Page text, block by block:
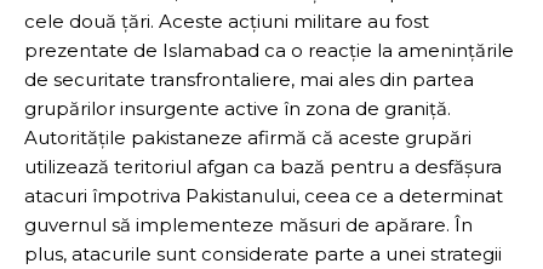
cele două țări. Aceste acțiuni militare au fost
prezentate de Islamabad ca o reacție la amenințările
de securitate transfrontaliere, mai ales din partea
grupărilor insurgente active în zona de graniță.
Autoritățile pakistaneze afirmă că aceste grupări
utilizează teritoriul afgan ca bază pentru a desfășura
atacuri împotriva Pakistanului, ceea ce a determinat
guvernul să implementeze măsuri de apărare. În
plus, atacurile sunt considerate parte a unei strategii